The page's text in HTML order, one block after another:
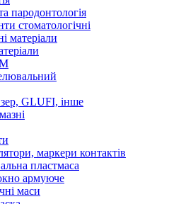
пародонтологія
стоматологічні
матеріали
GLUFI, інше
маркери контактів
пластмаса
армуюче
маси